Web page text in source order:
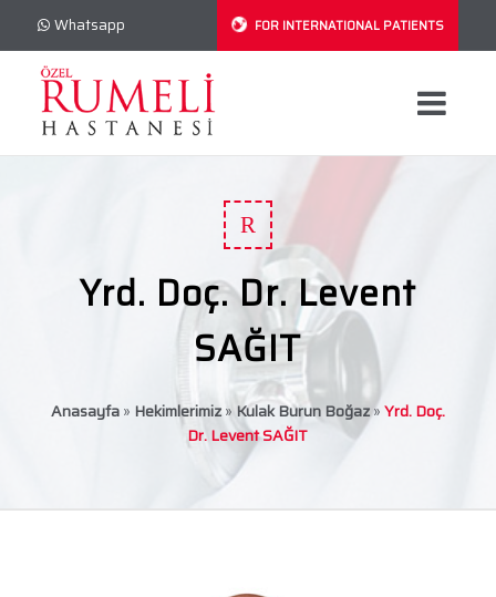
Whatsapp FOR INTERNATIONAL PATIENTS
R
Yrd. Doç. Dr. Levent
SAĞIT
Anasayfa» Hekimlerimiz» Kulak Burun Boğaz»Yrd. Doç.
Dr. Levent SAĞIT